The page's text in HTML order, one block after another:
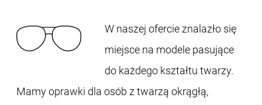
W naszej ofercie znalazło się
miejsce na modele pasujące
do każdego kształtu twarzy.
Mamy oprawki dla osób z twarzą okrągłą,